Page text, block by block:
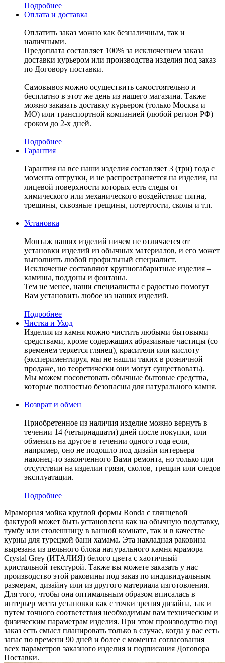
Подробнее
Оплата и доставка
Оплатить заказ можно как безналичным, так и
наличными.
Предоплата составляет 100% за исключением заказа
доставки курьером или производства изделия под заказ
по Договору поставки.
Самовывоз можно осуществить самостоятельно и
бесплатно в этот же день из нашего магазина. Также
можно заказать доставку курьером (только Москва и
МО) или транспортной компанией (любой регион РФ)
сроком до 2-х дней.
Подробнее
Гарантия
Гарантия на все наши изделия составляет 3 (три) года с
момента отгрузки, и не распространяется на изделия, на
лицевой поверхности которых есть следы от
химического или механического воздействия: пятна,
трещины, сквозные трещины, потертости, сколы и т.п.
Установка
Монтаж наших изделий ничем не отличается от
установки изделий из обычных материалов, и его может
выполнить любой профильный специалист.
Исключение составляют крупногабаритные изделия –
камины, поддоны и фонтаны.
Тем не менее, наши специалисты с радостью помогут
Вам установить любое из наших изделий.
Подробнее
Чистка и Уход
Изделия из камня можно чистить любыми бытовыми
средствами, кроме содержащих абразивные частицы (со
временем теряется глянец), красители или кислоту
(экспериментируя, мы не нашли таких в розничной
продаже, но теоретически они могут существовать).
Мы можем посоветовать обычные бытовые средства,
которые полностью безопасны для натурального камня.
Возврат и обмен
Приобретенное из наличия изделие можно вернуть в
течении 14 (четырнадцати) дней после покупки, или
обменять на другое в течении одного года если,
например, оно не подошло под дизайн интерьера
наконец-то законченного Вами ремонта, но только при
отсутствии на изделии грязи, сколов, трещин или следов
эксплуатации.
Подробнее
Мраморная мойка круглой формы Ronda с глянцевой
фактурой может быть установлена как на обычную подставку,
тумбу или столешницу в ванной комнате, так и в качестве
курны для турецкой бани хамама. Эта накладная раковина
вырезана из цельного блока натурального камня мрамора
Crystal Grey (ИТАЛИЯ) белого цвета c хаотичный
кристальной текстурой. Также вы можете заказать у нас
производство этой раковины под заказ по индивидуальным
размерам, дизайну или из другого материала изготовления.
Для того, чтобы она оптимальным образом вписалась в
интерьер места установки как с точки зрения дизайна, так и
путем точного соответствия необходимым вам техническим и
физическим параметрам изделия. При этом производство под
заказ есть смысл планировать только в случае, когда у вас есть
запас по времени 90 дней и более с момента согласования
всех параметров заказного изделия и подписания Договора
Поставки.